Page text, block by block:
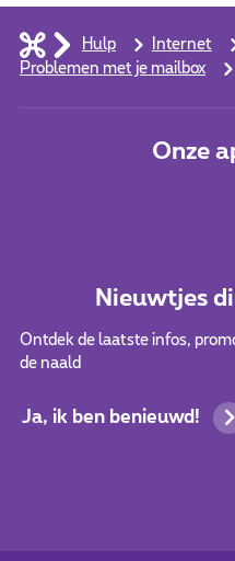
Hulp Internet
Problemen met je mailbox
Onze
Nieuwtjes
Ontdek de laatste infos,
de naald
Ja, ik ben benieuwd!